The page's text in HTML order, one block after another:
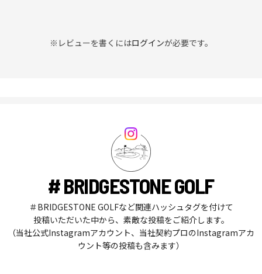
※レビューを書くにはログインが必要です。
# BRIDGESTONE GOLF
＃BRIDGESTONE GOLFなど関連ハッシュタグを付けて
投稿いただいた中から、素敵な投稿をご紹介します。
（当社公式Instagramアカウント、当社契約プロのInstagramアカ
ウント等の投稿も含みます）